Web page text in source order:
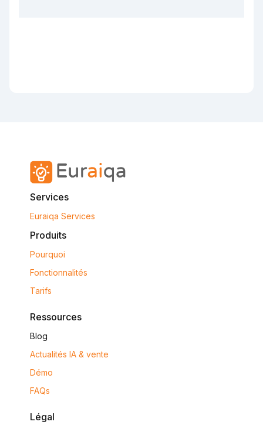
Services
Euraiqa Services
Produits
Pourquoi
Fonctionnalités
Tarifs
Ressources
Blog
Actualités IA & vente
Démo
FAQs
Légal